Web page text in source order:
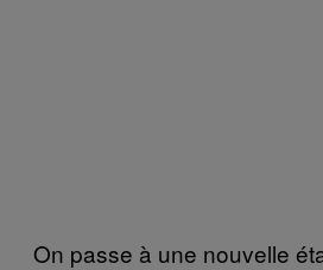
On passe à une nouvelle